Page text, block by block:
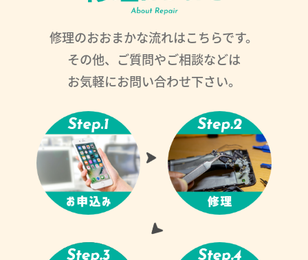
修理のおおまかな流れはこちらです。
その他、ご質問やご相談などは
お気軽にお問い合わせ下さい。